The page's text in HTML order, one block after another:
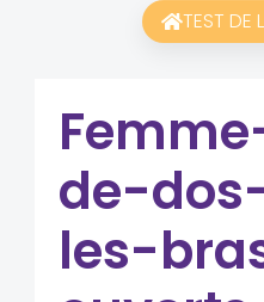
TEST DE
de-
les-